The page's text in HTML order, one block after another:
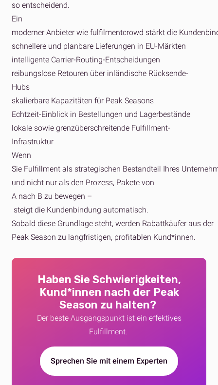
so entscheidend.
Ein
moderner Anbieter wie fulfilmentcrowd stärkt die
schnellere und planbare Lieferungen in EU-Märkten
intelligente Carrier-Routing-Entscheidungen
reibungslose Retouren über inländische Rücksende-
Hubs
skalierbare Kapazitäten für Peak Seasons
Echtzeit-Einblick in Bestellungen und Lagerbestände
lokale sowie grenzüberschreitende Fulfillment-
Infrastruktur
Wenn
Sie Fulfillment als strategischen Bestandteil Ihres
und nicht nur als den Prozess, Pakete von
A nach B zu bewegen –
steigt die Kundenbindung automatisch.
Sobald diese Grundlage steht, werden Rabattkäufer aus der
Peak Season zu langfristigen, profitablen Kund*innen.
Haben Sie Schwierigkeiten,
Kund*innen nach der Peak
Season zu halten?
Der beste Ausgangspunkt ist ein effektives
Fulfillment.
Sprechen Sie mit einem Experten